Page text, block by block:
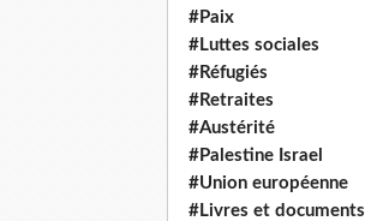
#Paix
#Luttes sociales
#Réfugiés
#Retraites
#Austérité
#Palestine Israel
#Union européenne
#Livres et documents